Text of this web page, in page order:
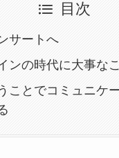
目次
サートへ
ンの時代に大事な
ことでコミュニケ